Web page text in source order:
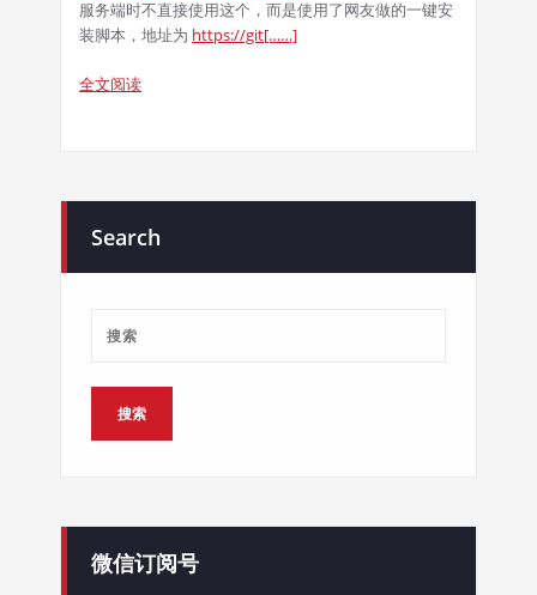
服务端时不直接使用这个，而是使用了网友做的一键安
装脚本，地址为 https://git[……]
全文阅读
Search
微信订阅号